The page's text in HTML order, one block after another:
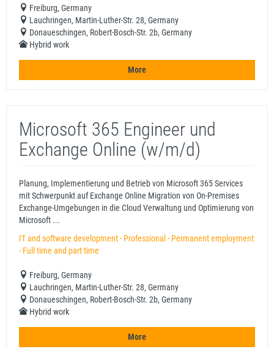
Freiburg, Germany
Lauchringen, Martin-Luther-Str. 28, Germany
Donaueschingen, Robert-Bosch-Str. 2b, Germany
Hybrid work
More
Microsoft 365 Engineer und
Exchange Online (w/m/d)
Planung, Implementierung und Betrieb von Microsoft 365 Services
mit Schwerpunkt auf Exchange Online Migration von On-Premises
Exchange-Umgebungen in die Cloud Verwaltung und Optimierung von
Microsoft ...
IT and software development - Professional - Permanent employment
- Full time and part time
Freiburg, Germany
Lauchringen, Martin-Luther-Str. 28, Germany
Donaueschingen, Robert-Bosch-Str. 2b, Germany
Hybrid work
More